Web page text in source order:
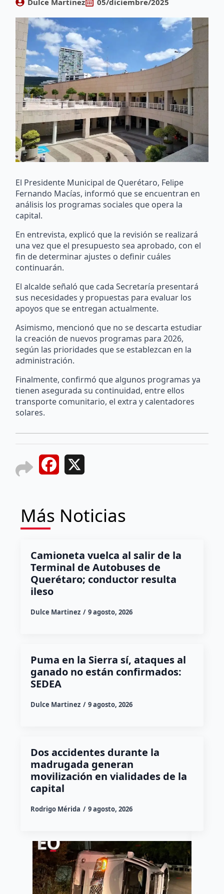
El Presidente Municipal de Querétaro, Felipe
Fernando Macías, informó que se encuentran en
análisis los programas sociales que opera la
capital.
En entrevista, explicó que la revisión se realizará
una vez que el presupuesto sea aprobado, con el
fin de determinar ajustes o definir cuáles
continuarán.
El alcalde señaló que cada Secretaría presentará
sus necesidades y propuestas para evaluar los
apoyos que se entregan actualmente.
Asimismo, mencionó que no se descarta estudiar
la creación de nuevos programas para 2026,
según las prioridades que se establezcan en la
administración.
Finalmente, confirmó que algunos programas ya
tienen asegurada su continuidad, entre ellos
transporte comunitario, el extra y calentadores
solares.
Facebook
Más Noticias
Camioneta vuelca al salir de la
Terminal de Autobuses de
Querétaro; conductor resulta
ileso
Dulce Martinez 9 agosto, 2026
Puma en la Sierra sí, ataques al
ganado no están confirmados:
SEDEA
Dulce Martinez 9 agosto, 2026
Dos accidentes durante la
madrugada generan
movilización en vialidades de la
capital
Rodrigo Mérida 9 agosto, 2026